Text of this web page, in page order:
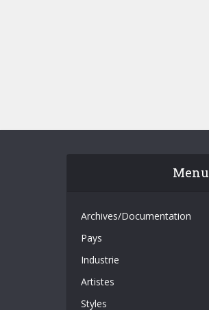
Menu
Archives/Documentation
Pays
Industrie
Artistes
Styles